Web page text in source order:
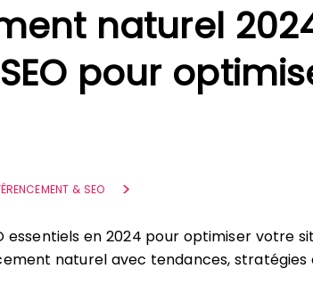
naturel
pour
& SEO
essentiels en 2024 pour optimiser votre
naturel avec tendances, stratégies